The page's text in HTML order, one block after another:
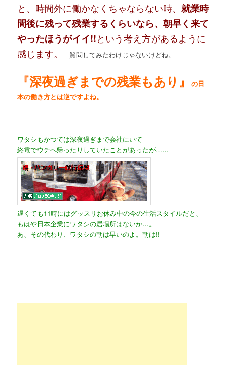
と、時間外に働かなくちゃならない時、就業時
間後に残って残業するくらいなら、朝早く来て
やったほうがイイ!!という考え方があるように
感じます。
質問してみたわけじゃないけどね。
『深夜過ぎまでの残業もあり』の日
本の働き方とは逆ですよね。
ワタシもかつては深夜過ぎまで会社にいて
終電でウチへ帰ったりしていたことがあったが……
遅くても11時にはグッスリお休み中の今の生活スタイルだと、
もはや日本企業にワタシの居場所はないか…。
あ、その代わり、ワタシの朝は早いのよ。朝は!!